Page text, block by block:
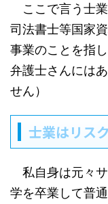
ここで言う士業
司法書士等国家
事業のことを指
弁護士さんには
せん）
士業はリス
私自身は元々
学を卒業して普